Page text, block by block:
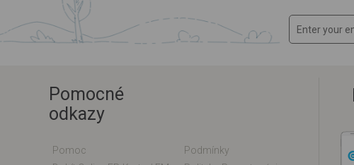
Pomocné
odkazy
Pomoc
Podmínky